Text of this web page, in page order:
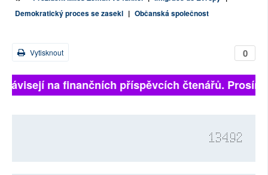
Demokratický proces se zasekl | Občanská společnost
0
Vytisknout
na finančních příspěvcích čtenářů.
13492